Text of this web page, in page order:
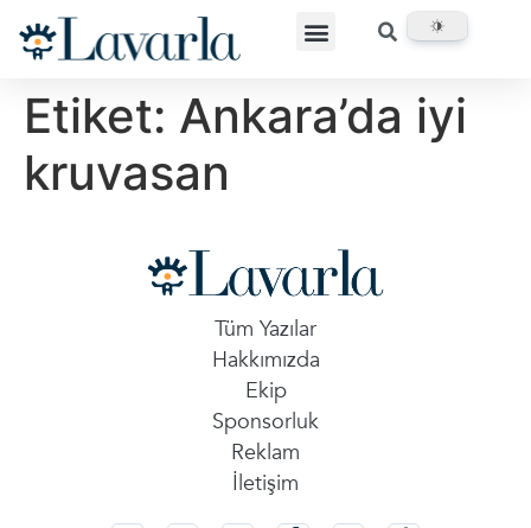
Etiket: Ankara’da iyi
kruvasan
Tüm Yazılar
Hakkımızda
Ekip
Sponsorluk
Reklam
İletişim